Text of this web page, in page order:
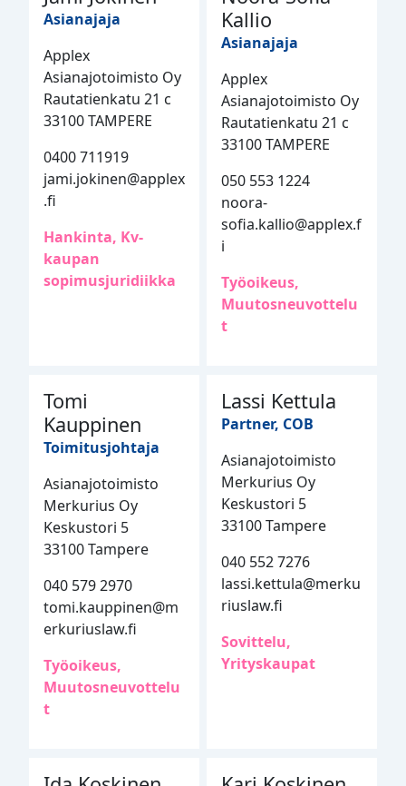
Asianajaja
Applex
Asianajotoimisto Oy
Rautatienkatu 21 c
33100 TAMPERE
0400 711919
jami.jokinen@applex
.fi
Hankinta, Kv-
kaupan
sopimusjuridiikka
Kallio
Asianajaja
Applex
Asianajotoimisto Oy
Rautatienkatu 21 c
33100 TAMPERE
050 553 1224
noora-
sofia.kallio@applex.f
i
Työoikeus,
Muutosneuvottelu
t
Tomi
Kauppinen
Toimitusjohtaja
Asianajotoimisto
Merkurius Oy
Keskustori 5
33100 Tampere
040 579 2970
tomi.kauppinen@m
erkuriuslaw.fi
Työoikeus,
Muutosneuvottelu
t
Lassi Kettula
Partner, COB
Asianajotoimisto
Merkurius Oy
Keskustori 5
33100 Tampere
040 552 7276
lassi.kettula@merku
riuslaw.fi
Sovittelu,
Yrityskaupat